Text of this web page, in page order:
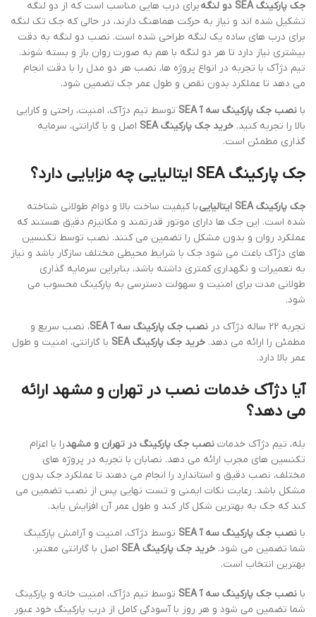
جک پارکینگ SEA دو لنگه
برای درب هایی مناسب است که از دو لنگه
تشکیل شده اند و نیاز به حرکت هماهنگ دارند، در حالی که جک تک لنگه
برای درب های ساده یک لنگه طراحی شده است. نصب دو لنگه به دقت
بیشتری نیاز دارد تا هر دو لنگه با هم به صورت روان باز و بسته شوند.
تیم دژآک با تجربه در انواع پروژه ها، نصب هر دو مدل را با دقت انجام
می دهد تا عملکرد بدون نقص و طول عمر جک تضمین شود.
با نصب جک پارکینگ سه آ SEA
توسط تیم دژآک، امنیت، راحتی و کارایی
بالا را تجربه کنید. خرید جک پارکینگ SEA
اصل و با گارانتی، سرمایه
گذاری مطمئن است.
جک پارکینگ SEA ایتالیایی چه مزایایی دارد؟
جک پارکینگ SEA ایتالیایی
با کیفیت ساخت بالا و دوام طولانی شناخته
شده است. این جک ها دارای موتور قدرتمند و مکانیزم دقیق هستند که
عملکرد روان و بدون مشکل را تضمین می کنند. نصب توسط تکنسین
های دژآک باعث می شود جک با شرایط محیطی مختلف سازگار باشد و نیاز
به تعمیرات و نگهداری کمتری داشته باشد، بنابراین سرمایه گذاری
طولانی مدت برای امنیت و سهولت دسترسی به پارکینگ محسوب می
شود.
تجربه 22 ساله دژآک در
نصب جک پارکینگ سه آ SEA
، نصب سریع و
مطمئن را ارائه می دهد. خرید جک پارکینگ SEA
با گارانتی، امنیت و طول
عمر بالا دارد.
آیا دژآک خدمات نصب در تهران و مشهد ارائه
می دهد؟
بله، تیم دژآک خدمات نصب جک پارکینگ در تهران و مشهدرا با اعزام
تکنسین های مجرب ارائه می دهد. نصابان با تجربه در پروژه های
مختلف، نصب دقیق و استاندارد را انجام می دهند تا عملکرد جک بدون
مشکل باشد. رعایت نکات ایمنی و تست نهایی پس از نصب تضمین می
کند که جک به بهترین شکل کار کند و طول عمر آن افزایش یابد.
با نصب جک پارکینگ سه آ SEA
توسط دژآک، امنیت و آرامش پارکینگ
شما تضمین می شود. خرید جک پارکینگ SEA
اصل با گارانتی معتبر،
بهترین انتخاب است.
با نصب جک پارکینگ سه آ SEA
توسط تیم دژآک، امنیت خانه و پارکینگ
شما تضمین می شود و هر روز با آسودگی کامل از درب پارکینگ خود عبور